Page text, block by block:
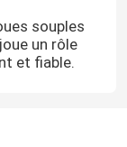
souples
un rôle
et fiable.